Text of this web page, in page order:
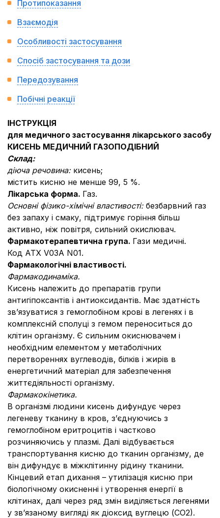
Протипоказання
Взаємодія
Особливості застосування
Спосіб застосування та дози
Передозування
Побічні реакції
ІНСТРУКЦІЯ
для медичного застосування лікарського засобу
КИСЕНЬ МЕДИЧНИЙ ГАЗОПОДІБНИЙ
Склад:
діюча речовина: кисень;
містить кисню не менше 99, 5 %.
Лікарська форма. Газ.
Основні фізико-хімічні властивості: безбарвний газ
без запаху і смаку, підтримує горіння більш
активно, ніж повітря, сильний окислювач.
Фармакотерапевтична група. Гази медичні.
Код АТХ V03A N01.
Фармакологічні властивості.
Фармакодинаміка.
Кисень належить до препаратів групи
антигіпоксантів і антиоксидантів. Має здатність
зв’язуватися з гемоглобіном крові в легенях і в
комплексній сполуці з гемом переноситься до
клітин організму. Є сильним окиснювачем і
необхідним елементом у метаболічних
перетвореннях вуглеводів, білків і жирів в
енергетичний матеріал для забезпечення
життєдіяльності організму.
Фармакокінетика.
В організмі людини кисень дифундує через
легеневу тканину в кров, з’єднуючись з
гемоглобіном еритроцитів і частково
розчиняючись у плазмі. Далі відбувається
транспортування кисню до тканин організму, де
він дифундує в міжклітинну рідину тканини.
Кінцевий етап дихання – утилізація кисню при
біологічному окисненні і утворення енергії в
клітинах, далі через ряд змін виділяється легенями
у зв’язаному вигляді як діоксид вуглецю (СО2).